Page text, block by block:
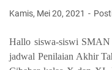
Kamis, Mei 20, 2021
Hallo siswa-siswi
jadwal Penilaian Akhir